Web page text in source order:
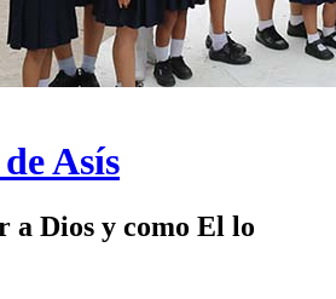
Asís
a Dios y como El lo